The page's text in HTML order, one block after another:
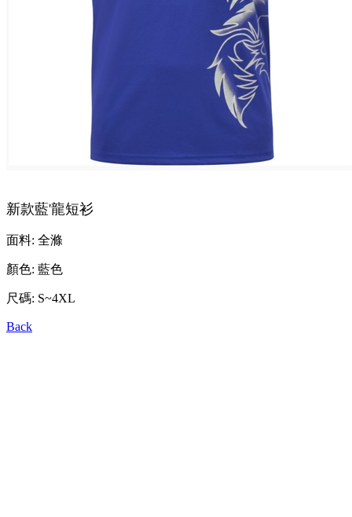
新款藍'龍短衫
面料: 全滌
顏色: 藍色
尺碼: S~4XL
Back